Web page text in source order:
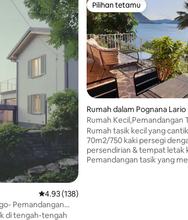
319 ulasan
Penarafan purata 4.93 daripada 5, 138
4.93 (138)
Pemandangan
di tengah-tengah
Pilihan tetamu
Pilihan tetamu
Rumah dalam Pognana Lario
Rumah Kecil,Pemandangan
& tempat letak kereta
Rumah tasik kecil yang
70m2/750 kaki persegi
persendirian & tempat letak
Pemandangan tasik yang